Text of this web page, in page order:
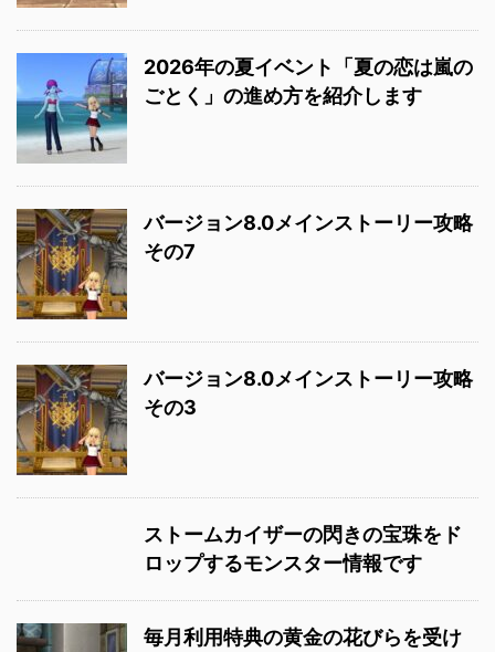
2026年の夏イベント「夏の恋は嵐の
ごとく」の進め方を紹介します
バージョン8.0メインストーリー攻略
その7
バージョン8.0メインストーリー攻略
その3
ストームカイザーの閃きの宝珠をド
ロップするモンスター情報です
毎月利用特典の黄金の花びらを受け